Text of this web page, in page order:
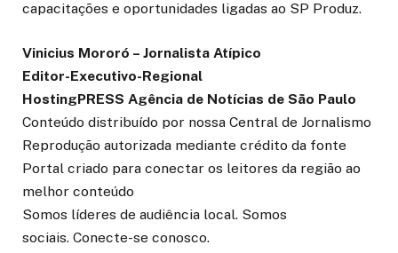
capacitações e oportunidades ligadas ao SP Produz.
Vinicius Mororó – Jornalista Atípico
Editor-Executivo-Regional
HostingPRESS Agência de Notícias de São Paulo
Conteúdo distribuído por nossa Central de Jornalismo
Reprodução autorizada mediante crédito da fonte
Portal criado para conectar os leitores da região ao
melhor conteúdo
Somos líderes de audiência local. Somos
sociais. Conecte-se conosco.